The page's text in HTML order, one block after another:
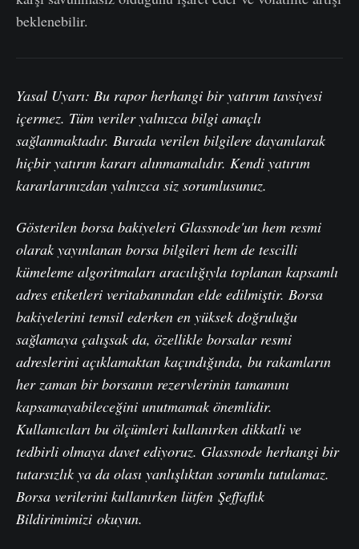
beklenebilir.
Yasal Uyarı: Bu rapor herhangi bir yatırım tavsiyesi
içermez. Tüm veriler yalnızca bilgi amaçlı
sağlanmaktadır. Burada verilen bilgilere dayanılarak
hiçbir yatırım kararı alınmamalıdır. Kendi yatırım
kararlarınızdan yalnızca siz sorumlusunuz.
Gösterilen borsa bakiyeleri Glassnode'un hem resmi
olarak yayınlanan borsa bilgileri hem de tescilli
kümeleme algoritmaları aracılığıyla toplanan kapsamlı
adres etiketleri veritabanından elde edilmiştir. Borsa
bakiyelerini temsil ederken en yüksek doğruluğu
sağlamaya çalışsak da, özellikle borsalar resmi
adreslerini açıklamaktan kaçındığında, bu rakamların
her zaman bir borsanın rezervlerinin tamamını
kapsamayabileceğini unutmamak önemlidir.
Kullanıcıları bu ölçümleri kullanırken dikkatli ve
tedbirli olmaya davet ediyoruz. Glassnode herhangi bir
tutarsızlık ya da olası yanlışlıktan sorumlu tutulamaz.
Borsa verilerini kullanırken lütfen Şeffaflık
Bildirimimizi okuyun.